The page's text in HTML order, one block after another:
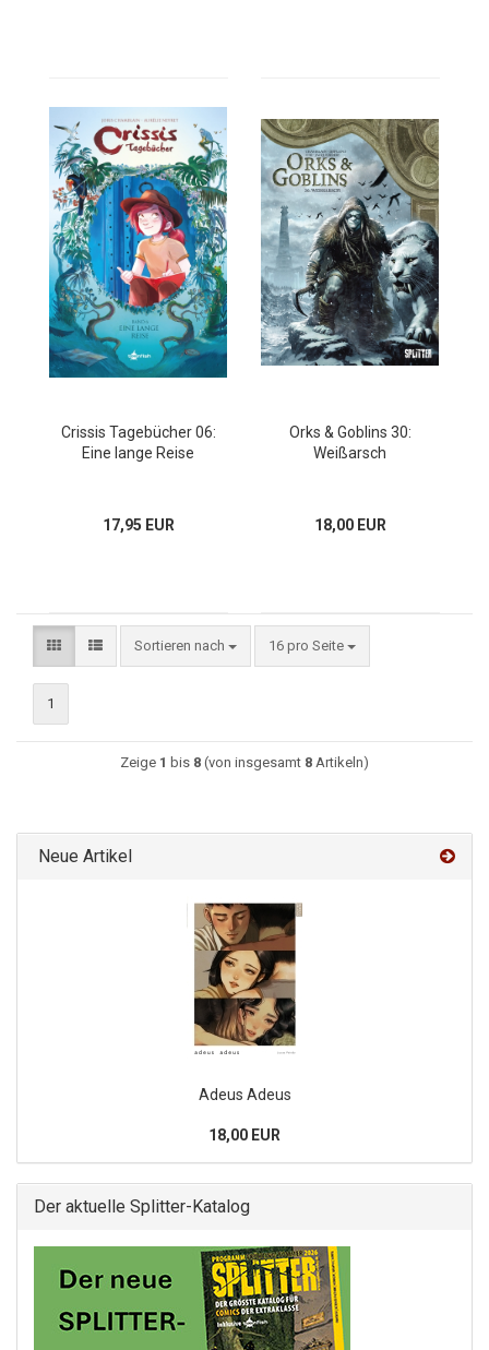
Crissis Tagebücher 06:
Eine lange Reise
17,95 EUR
Orks & Goblins 30:
Weißarsch
18,00 EUR
Sortieren nach 16 pro Seite
1
Zeige 1 bis 8 (von insgesamt 8 Artikeln)
Neue Artikel
Adeus Adeus
18,00 EUR
Der aktuelle Splitter-Katalog